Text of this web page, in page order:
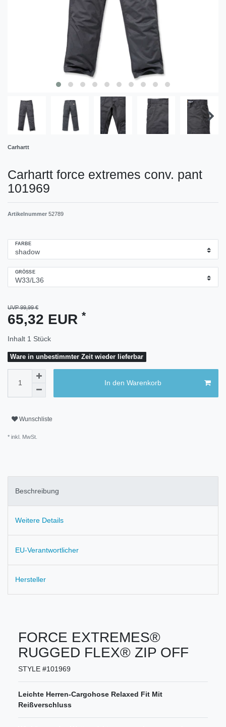
Carhartt
Carhartt force extremes conv. pant
101969
Artikelnummer 52789
FARBE
GRÖSSE
UVP 99,99 €
65,32 EUR *
Inhalt 1 Stück
Ware in unbestimmter Zeit wieder lieferbar
In den Warenkorb
Wunschliste
* inkl. MwSt.
Beschreibung
Weitere Details
EU-Verantwortlicher
Hersteller
FORCE EXTREMES®
RUGGED FLEX® ZIP OFF
STYLE #101969
Leichte Herren-Cargohose Relaxed Fit Mit
Reißverschluss